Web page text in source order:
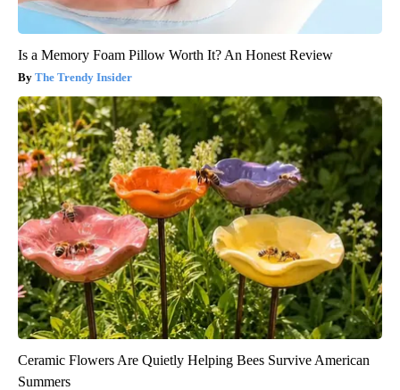
Is a Memory Foam Pillow Worth It? An Honest Review
The Trendy Insider
Ceramic Flowers Are Quietly Helping Bees Survive American
Summers